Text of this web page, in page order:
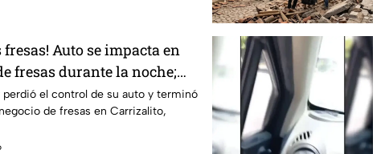
fresas! Auto se impacta en
fresas durante la noche;
el control de su auto y terminó
de fresas en Carrizalito,